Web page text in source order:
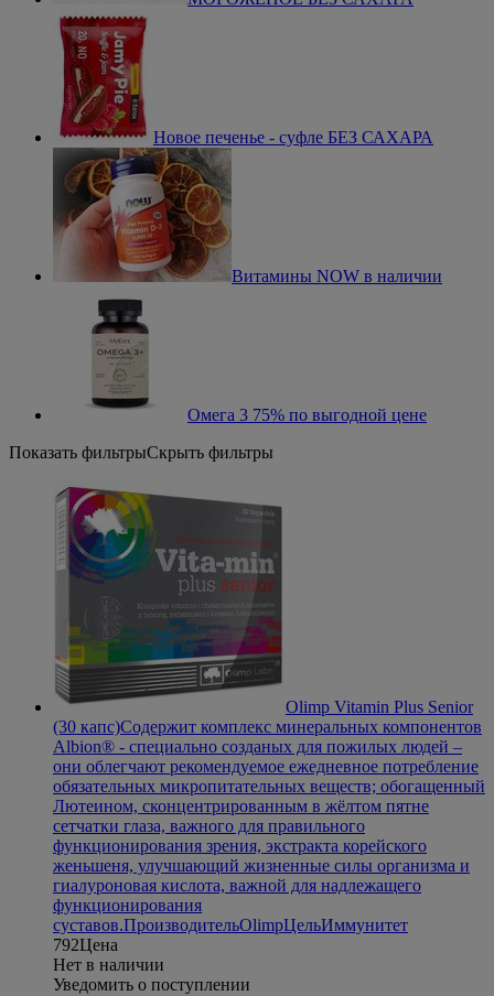
Новое печенье - суфле БЕЗ САХАРА
Витамины NOW в наличии
Омега 3 75% по выгодной цене
Показать фильтрыСкрыть фильтры
Olimp Vitamin Plus Senior
(30 капс)Содержит комплекс минеральных компонентов
Albion® - специально созданых для пожилых людей –
они облегчают рекомендуемое ежедневное потребление
обязательных микропитательных веществ; обогащенный
Лютеином, сконцентрированным в жёлтом пятне
сетчатки глаза, важного для правильного
функционирования зрения, экстракта корейского
женьшеня, улучшающий жизненные силы организма и
гиалуроновая кислота, важной для надлежащего
функционирования
суставов.ПроизводительOlimpЦельИммунитет
792Цена
Нет в наличии
Уведомить о поступлении